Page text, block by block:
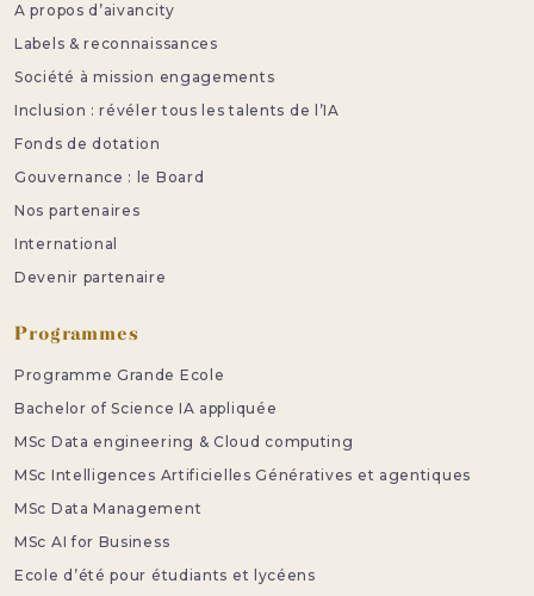
A propos d’aivancity
Labels & reconnaissances
Société à mission engagements
Inclusion : révéler tous les talents de l’IA
Fonds de dotation
Gouvernance : le Board
Nos partenaires
International
Devenir partenaire
Programmes
Programme Grande Ecole
Bachelor of Science IA appliquée
MSc Data engineering & Cloud computing
MSc Intelligences Artificielles Génératives et agentiques
MSc Data Management
MSc AI for Business
Ecole d’été pour étudiants et lycéens